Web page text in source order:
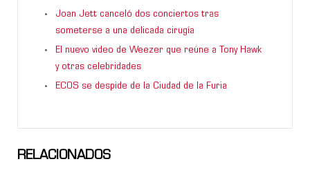
Joan Jett canceló dos conciertos tras
someterse a una delicada cirugía
El nuevo video de Weezer que reúne a Tony Hawk
y otras celebridades
ECOS se despide de la Ciudad de la Furia
RELACIONADOS